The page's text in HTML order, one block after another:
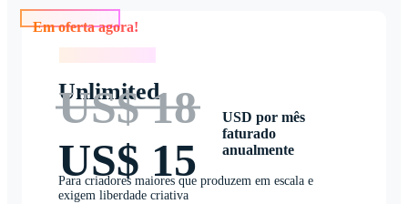
Unlimited
US$ 18
US$ 15
USD por mês
faturado
anualmente
Para criadores maiores que produzem em escala e
exigem liberdade criativa